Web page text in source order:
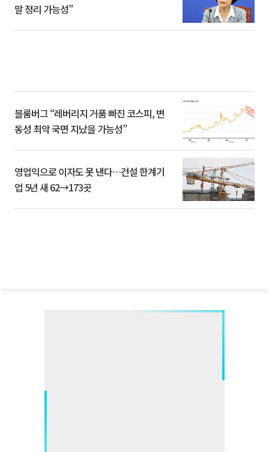
말 정리 가능성”
블룸버그 “레버리지 거품 빠진 코스피, 변
동성 최악 국면 지났을 가능성”
영업익으로 이자도 못 낸다…건설 한계기
업 5년 새 62→173곳